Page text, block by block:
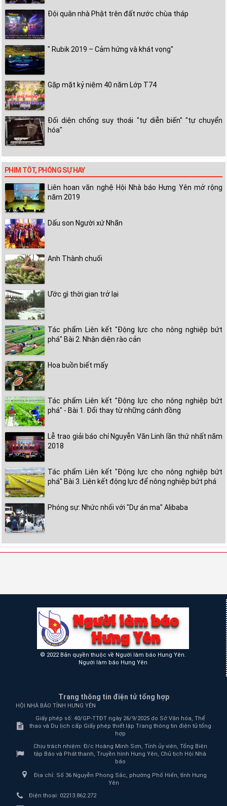
Đội quân nhà Phật trên đất nước chùa tháp
" Rubik 2019 – Cảm hứng và khát vọng"
Gặp mặt kỷ niệm 40 năm Lớp T74
Đối diện chống suy thoái "tự diễn biến" "tự chuyển
hóa"
PHIM TỐT, PHÓNG SỰ HAY
Liên hoan văn nghệ Hội Nhà báo Hưng Yên mở rộng
năm 2019
Dấu son Người xứ Nhãn
Anh Thành chuối
Ước gì thời gian trở lại
Tác phẩm Liên kết "Động lực cho nông nghiệp bứt
phá" Bài 2. Nhận diện rào cản
Hoa buồn biết mấy
Tác phẩm Liên kết "Động lực cho nông nghiệp bứt
phá" - Bài 1. Đổi thay từ những cánh đồng
Lễ trao giải báo chí Nguyễn Văn Linh lần thứ nhất năm
2018
Tác phẩm Liên kết "Động lực cho nông nghiệp bứt
phá" Bài 3. Liên kết động lực để nông nghiệp bứt phá
Phóng sự: Nhức nhối với "Dự án ma" Alibaba
© 2022 Bản quyền thuộc về Người làm báo Hưng Yên.
Người làm báo Hưng Yên
Trang thông tin điện tử tổng hợp
HỘI NHÀ BÁO TỈNH HƯNG YÊN
Giấy phép số: 40/GP-TTĐT ngày 26/9/2025 do Sở Văn hóa, Thể
thao và Du lịch cấp Giấy phép thiết lập Trang thông tin điện tử tổng
hợp
Chịu trách nhiệm: Đ/c Hoàng Minh Sơn, Tỉnh ủy viên, Tổng Biên
tập Báo và Phát thanh, Truyền hình Hưng Yên, Chủ tịch Hội Nhà
báo
Địa chỉ: Số 36 Nguyễn Phong Sắc, phường Phố Hiến, tỉnh Hưng
Yên
Điện thoại: 02213.862.272